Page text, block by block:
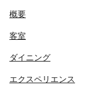
概要
客室
ダイニング
エクスペリエンス